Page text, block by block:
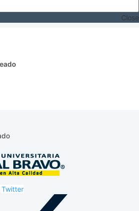
Close
Twitter